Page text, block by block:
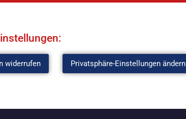
widerrufen Privatsphäre-Einstellungen ändern